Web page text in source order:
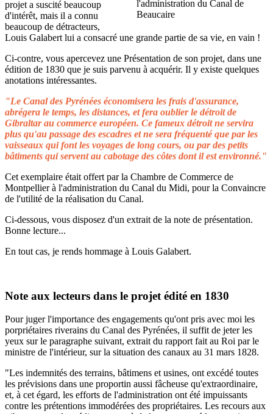
projet a suscité beaucoup
d'intérêt, mais il a connu
beaucoup de détracteurs,
Louis Galabert lui a consacré une grande partie de sa vie, en vain !
Ci-contre, vous apercevez une Présentation de son projet, dans une
édition de 1830 que je suis parvenu à acquérir. Il y existe quelques
anotations intéressantes.
"Le Canal des Pyrénées économisera les frais d'assurance,
abrégera le temps, les distances, et fera oublier le détroit de
Gibraltar au commerce européen. Ce fameux détroit ne servira
plus qu'au passage des escadres et ne sera fréquenté que par les
vaisseaux qui font les voyages de long cours, ou par des petits
bâtiments qui servent au cabotage des côtes dont il est environné."
Cet exemplaire était offert par la Chambre de Commerce de
Montpellier à l'administration du Canal du Midi, pour la Convaincre
de l'utilité de la réalisation du Canal.
Ci-dessous, vous disposez d'un extrait de la note de présentation.
Bonne lecture...
En tout cas, je rends hommage à Louis Galabert.
Note aux lecteurs dans le projet édité en 1830
Pour juger l'importance des engagements qu'ont pris avec moi les
porpriétaires riverains du Canal des Pyrénées, il suffit de jeter les
yeux sur le paragraphe suivant, extrait du rapport fait au Roi par le
ministre de l'intérieur, sur la situation des canaux au 31 mars 1828.
"Les indemnités des terrains, bâtimens et usines, ont excédé toutes
les prévisions dans une proportin aussi fâcheuse qu'extraordinaire,
et, à cet égard, les efforts de l'administration ont été impuissants
contre les prétentions immodérées des propriétaires. Les recours aux